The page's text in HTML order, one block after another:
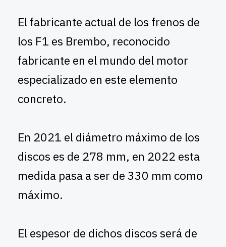
El fabricante actual de los frenos de
los F1 es Brembo, reconocido
fabricante en el mundo del motor
especializado en este elemento
concreto.
En 2021 el diámetro máximo de los
discos es de 278 mm, en 2022 esta
medida pasa a ser de 330 mm como
máximo.
El espesor de dichos discos será de